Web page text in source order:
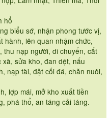
hổ
biểu sớ, nhận phong tước vị,
hành, lên quan nhậm chức,
nạp người, di chuyển, cắt
sửa kho, đan dệt, nấu
nạp tài, đặt cối đá, chăn nuôi,
lợp mái, mở kho xuất tiền
phá thổ, an táng cải táng.